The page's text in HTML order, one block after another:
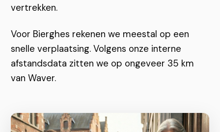
vertrekken.
Voor Bierghes rekenen we meestal op een
snelle verplaatsing. Volgens onze interne
afstandsdata zitten we op ongeveer 35 km
van Waver.